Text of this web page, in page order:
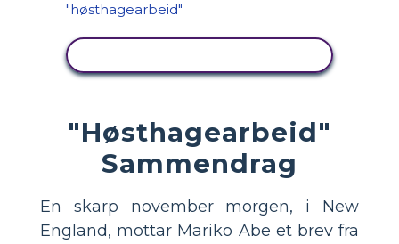
"Høsthagearbeid"
Sammendrag
En skarp november morgen, i New
England, mottar Mariko Abe et brev fra